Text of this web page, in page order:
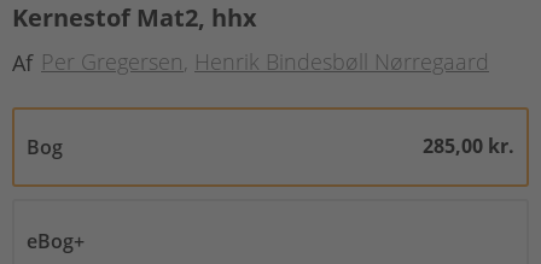
Kernestof Mat2, hhx
Af Per Gregersen Henrik Bindesbøll Nørregaard
Bog 285,00 kr.
eBog+